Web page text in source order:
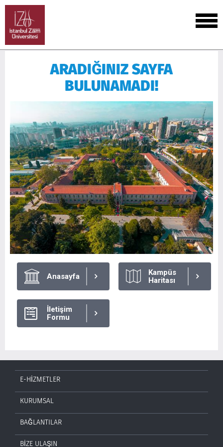
ARADIĞINIZ SAYFA
BULUNAMADI!
Anasayfa
Kampüs
Haritası
İletişim
Formu
E-HİZMETLER
KURUMSAL
BAĞLANTILAR
BİZE ULAŞIN